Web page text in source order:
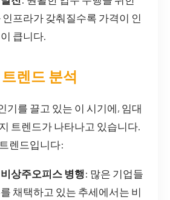
프라가 갖춰질수록 가격이 인
큽니다.
렌드 분석
기를 끌고 있는 이 시기에, 임대
트렌드가 나타나고 있습니다.
렌드입니다:
상주오피스 병행: 많은 기업들
채택하고 있는 추세에서는 비